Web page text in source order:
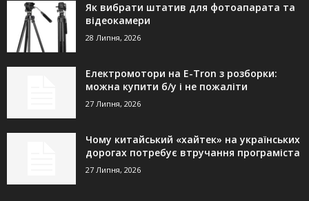
Як вибрати штатив для фотоапарата та
відеокамери
28 Липня, 2026
Електромотори на E-Tron з розборки:
можна купити б/у і не пожаліти
27 Липня, 2026
Чому китайський «хайтек» на українських
дорогах потребує втручання програміста
27 Липня, 2026